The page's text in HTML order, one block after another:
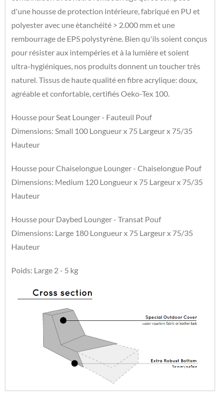
d'une housse de protection intérieure, fabriqué en PU et
polyester avec une ètanchéité > 2.000 mm et une
rembourrage de EPS polystyrène. Bien qu'ils soient conçus
pour résister aux intempéries et à la lumière et soient
ultra-hygiéniques, nos produits donnent un toucher très
naturel. Tissus de haute qualité en fibre acrylique: doux,
agréable et confortable, certifiés Oeko-Tex 100.
Housse pour Seat Lounger - Fauteuil Pouf
Dimensions: Small 100 Longueur x 75 Largeur x 75/35
Hauteur
Housse pour Chaiselongue Lounger - Chaiselongue Pouf
Dimensions: Medium 120 Longueur x 75 Largeur x 75/35
Hauteur
Housse pour Daybed Lounger - Transat Pouf
Dimensions: Large 180 Longueur x 75 Largeur x 75/35
Hauteur
Poids: Large 2 - 5 kg